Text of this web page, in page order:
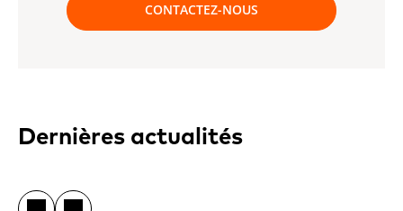
CONTACTEZ-NOUS
Dernières actualités